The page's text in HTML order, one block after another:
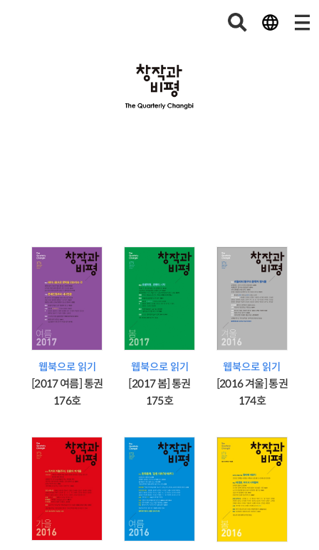
웹북으로 읽기
[2017 여름] 통권
176호
웹북으로 읽기
[2017 봄] 통권
175호
웹북으로 읽기
[2016 겨울] 통권
174호